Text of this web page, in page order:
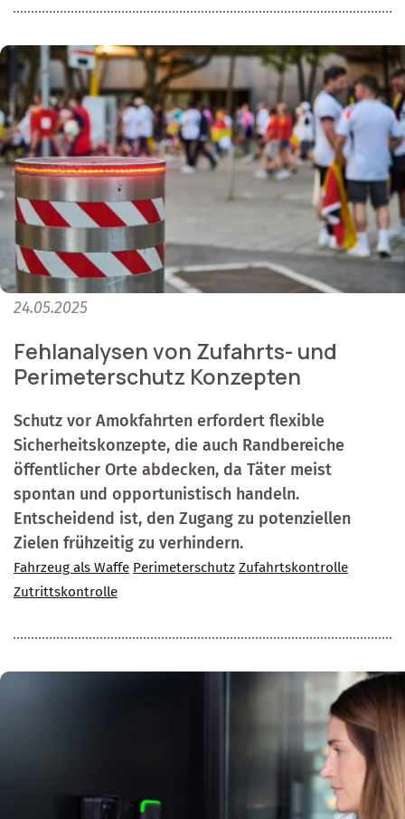
24.05.2025
Fehlanalysen von Zufahrts- und
Perimeterschutz Konzepten
Schutz vor Amokfahrten erfordert flexible
Sicherheitskonzepte, die auch Randbereiche
öffentlicher Orte abdecken, da Täter meist
spontan und opportunistisch handeln.
Entscheidend ist, den Zugang zu potenziellen
Zielen frühzeitig zu verhindern.
Fahrzeug als Waffe Perimeterschutz Zufahrtskontrolle
Zutrittskontrolle